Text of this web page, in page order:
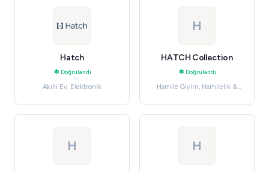
Hatch
Doğrulandı
Akıllı Ev, Elektronik
H
HATCH Collection
Doğrulandı
Hamile Giyim, Hamilelik &
H H